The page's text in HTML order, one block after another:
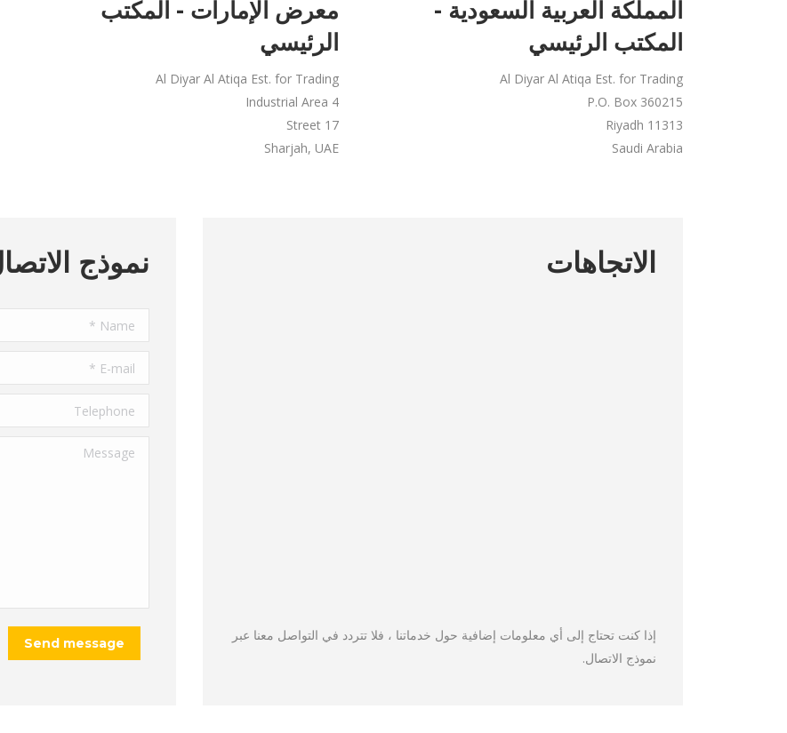
المملكة العربية السعودية -
المكتب الرئيسي
Al Diyar Al Atiqa Est. for Trading
P.O. Box 360215
Riyadh 11313
Saudi Arabia
معرض الإمارات - المكتب
الرئيسي
Al Diyar Al Atiqa Est. for Trading
Industrial Area 4
Street 17
Sharjah, UAE
الاتجاهات
إذا كنت تحتاج إلى أي معلومات إضافية حول خدماتنا ، فلا تتردد في التواصل معنا عبر
نموذج الاتصال.
نموذج
Name *
E-mail *
Telephone
Message
Send message